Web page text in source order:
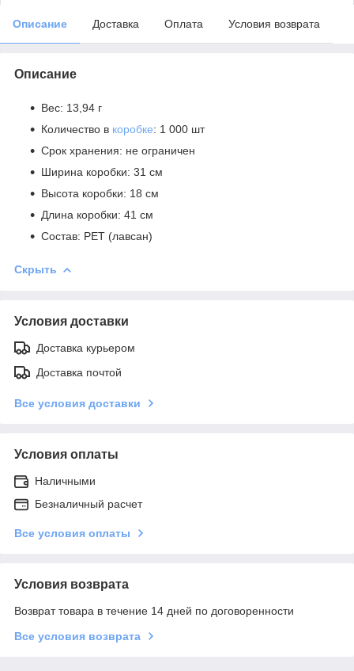
Описание Доставка Оплата Условия возврата
Описание
Вес: 13,94 г
Количество в коробке: 1 000 шт
Срок хранения: не ограничен
Ширина коробки: 31 см
Высота коробки: 18 см
Длина коробки: 41 см
Состав: PET (лавсан)
Скрыть
Условия доставки
Доставка курьером
Доставка почтой
Все условия доставки
Условия оплаты
Наличными
Безналичный расчет
Все условия оплаты
Условия возврата
Возврат товара в течение 14 дней по договоренности
Все условия возврата